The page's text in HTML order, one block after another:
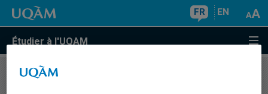
FR EN
Étudier à l'UQAM
COURS//